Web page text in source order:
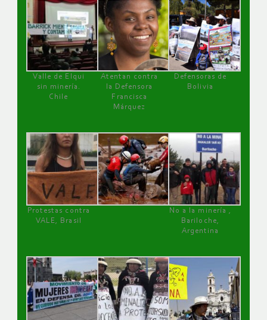
Valle de Elqui
sin minería.
Chile
Atentan contra
la Defensora
Francisca
Márquez
Defensoras de
Bolivia
Protestas contra
VALE, Brasil
No a la minería ,
Bariloche,
Argentina